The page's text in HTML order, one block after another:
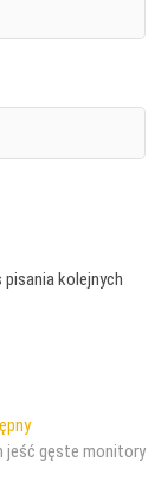
kolejnych
Następny
wpis:
jeść gęste monitory